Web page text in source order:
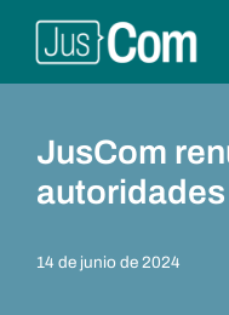
Saltar
JusCom
autoridades
14 de junio de 2024